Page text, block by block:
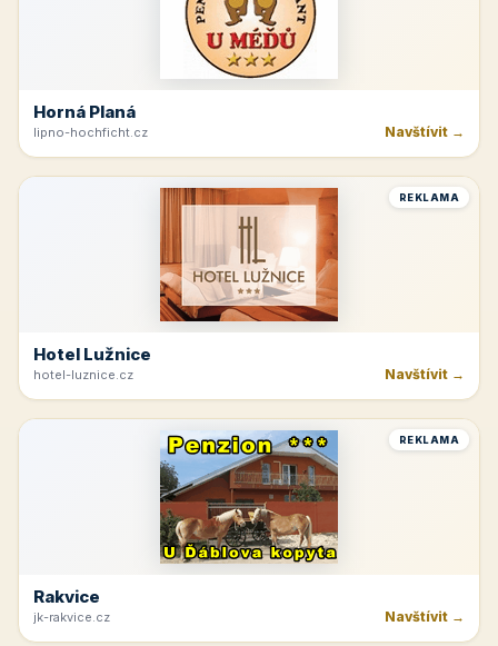
Horná Planá
lipno-hochficht.cz Navštívit →
REKLAMA
Hotel Lužnice
hotel-luznice.cz Navštívit →
REKLAMA
Rakvice
jk-rakvice.cz Navštívit →